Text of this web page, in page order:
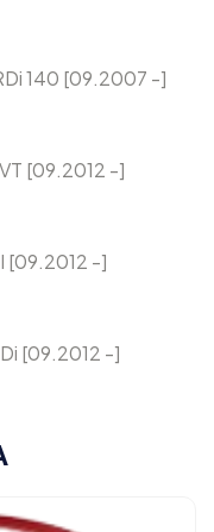
140 [09.2007 -]
[09.2012 -]
[09.2012 -]
[09.2012 -]